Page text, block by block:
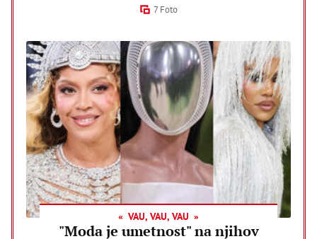
7 Foto
VAU, VAU, VAU
"Moda je umetnost" na njihov